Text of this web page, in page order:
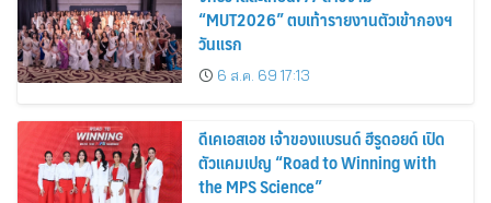
“MUT2026” ตบเท้ารายงานตัวเข้ากองฯ
วันแรก
6 ส.ค. 69 17:13
ดีเคเอสเอช เจ้าของแบรนด์ ฮีรูดอยด์ เปิด
ตัวแคมเปญ “Road to Winning with
the MPS Science”